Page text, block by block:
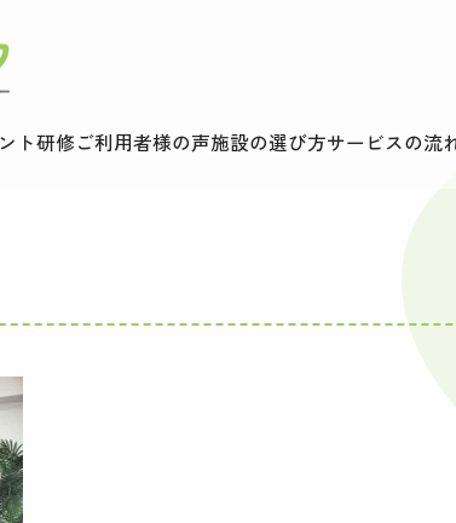
ト研修ご利用者様の声施設の選び方サービスの流